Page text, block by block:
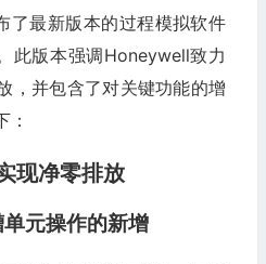
了最新版本的过程模拟软件
此版本强调Honeywell致力
，并包含了对关键功能的增
：
现净零排放
元操作的新增